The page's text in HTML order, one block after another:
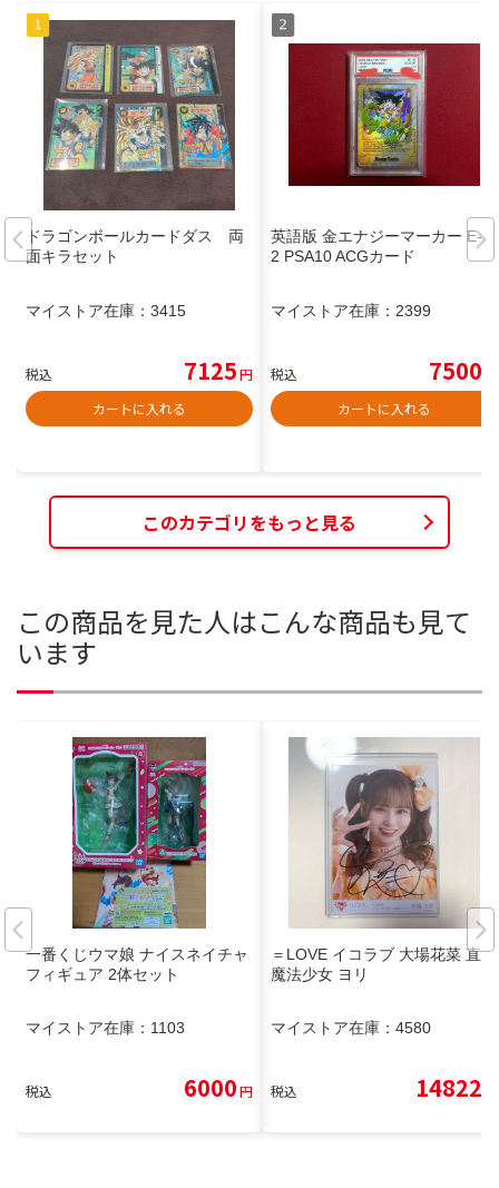
ドラゴンボールカードダス 両
面キラセット
マイストア在庫： 3415
税込 7125円
カートに入れる
英語版 金エナジーマーカー E-4
2 PSA10 ACGカード
マイストア在庫： 2399
税込 7500
カートに入れる
このカテゴリをもっと見る
この商品を見た人はこんな商品も見て
います
一番くじウマ娘 ナイスネイチャ
フィギュア 2体セット
マイストア在庫： 1103
税込 6000円
＝LOVE イコラブ 大場花菜 直筆
魔法少女 ヨリ
マイストア在庫： 4580
税込 14822